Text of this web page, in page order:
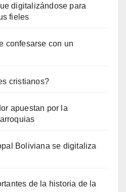
digitalizándose para
fieles
confesarse con un
cristianos?
apuestan por la
Boliviana se digitaliza
de la historia de la